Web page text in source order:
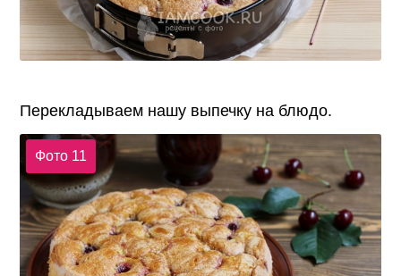
Перекладываем нашу выпечку на блюдо.
Фото 11